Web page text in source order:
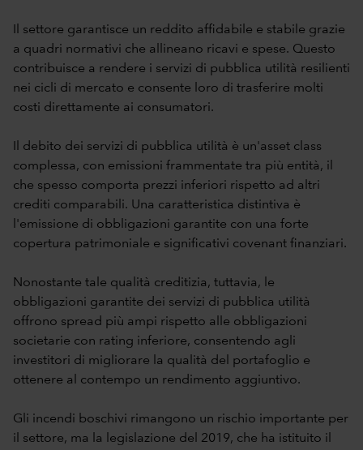
Il settore garantisce un reddito affidabile e stabile grazie
a quadri normativi che allineano ricavi e spese. Questo
contribuisce a rendere i servizi di pubblica utilità resilienti
nei cicli di mercato e consente loro di trasferire molti
costi direttamente ai consumatori.
Il debito dei servizi di pubblica utilità è un'asset class
complessa, con emissioni frammentate tra più entità, il
che spesso comporta prezzi inferiori rispetto ad altri
crediti comparabili. Una caratteristica distintiva è
l'emissione di obbligazioni garantite con una forte
copertura patrimoniale e significativi covenant finanziari.
Nonostante tale qualità creditizia, tuttavia, le
obbligazioni garantite dei servizi di pubblica utilità
offrono spread più ampi rispetto alle obbligazioni
societarie con rating inferiore, consentendo agli
investitori di migliorare la qualità del portafoglio e
ottenere al contempo un rendimento aggiuntivo.
Gli incendi boschivi rimangono un rischio importante per
il settore, ma la legislazione del 2019, che ha istituito il